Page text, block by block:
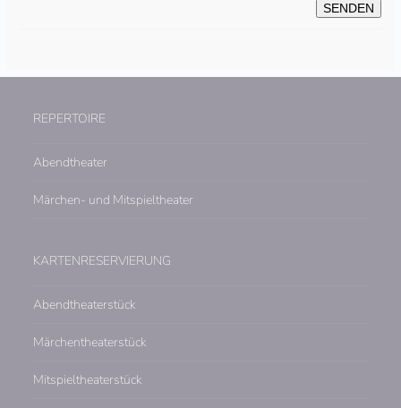
REPERTOIRE
Abendtheater
Märchen- und Mitspieltheater
KARTENRESERVIERUNG
Abendtheaterstück
Märchentheaterstück
Mitspieltheaterstück